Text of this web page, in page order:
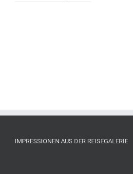
IMPRESSIONEN AUS DER REISEGALERIE